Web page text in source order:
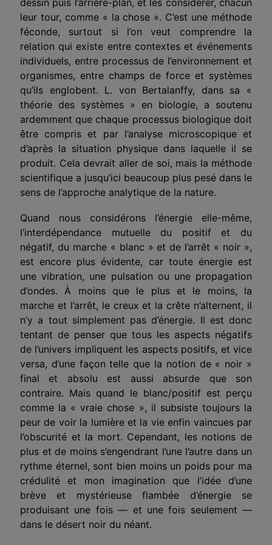
leur tour, comme « la chose ». C’est une méthode
féconde, surtout si l’on veut comprendre la
relation qui existe entre contextes et événements
individuels, entre processus de l’environnement et
organismes, entre champs de force et systèmes
qu’ils englobent. L. von Bertalanffy, dans sa «
théorie des systèmes » en biologie, a soutenu
ardemment que chaque processus biologique doit
être compris et par l’analyse microscopique et
d’après la situation physique dans laquelle il se
produit. Cela devrait aller de soi, mais la méthode
scientifique a jusqu’ici beaucoup plus pesé dans le
sens de l’approche analytique de la nature.
Quand nous considérons l’énergie elle-même,
l’interdépendance mutuelle du positif et du
négatif, du marche « blanc » et de l’arrêt « noir »,
est encore plus évidente, car toute énergie est
une vibration, une pulsation ou une propagation
d’ondes. À moins que le plus et le moins, la
marche et l’arrêt, le creux et la crête n’alternent, il
n’y a tout simplement pas d’énergie. Il est donc
tentant de penser que tous les aspects négatifs
de l’univers impliquent les aspects positifs, et vice
versa, d’une façon telle que la notion de « noir »
final et absolu est aussi absurde que son
contraire. Mais quand le blanc/positif est perçu
comme la « vraie chose », il subsiste toujours la
peur de voir la lumière et la vie enfin vaincues par
l’obscurité et la mort. Cependant, les notions de
plus et de moins s’engendrant l’une l’autre dans un
rythme éternel, sont bien moins un poids pour ma
crédulité et mon imagination que l’idée d’une
brève et mystérieuse flambée d’énergie se
produisant une fois — et une fois seulement —
dans le désert noir du néant.